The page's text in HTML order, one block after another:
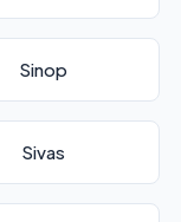
Sinop
Sivas